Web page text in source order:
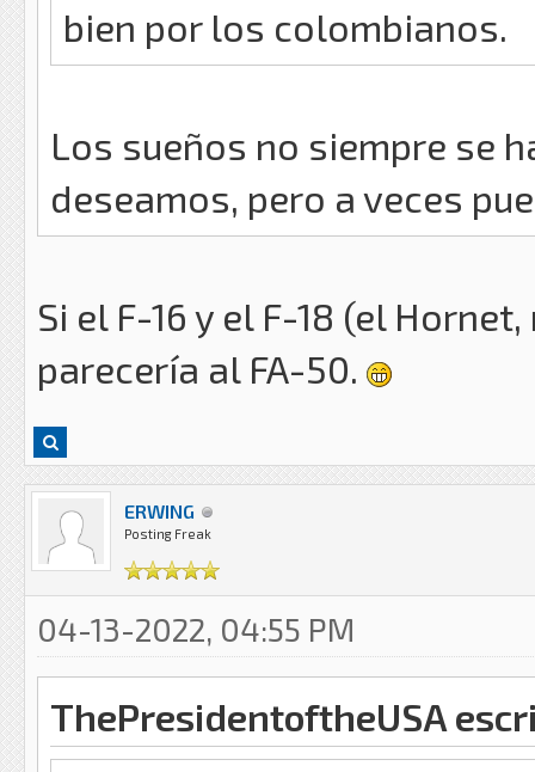
bien por los colombianos.
Los sueños no siempre se
deseamos, pero a veces
Si el F-16 y el F-18 (el
parecería al FA-50.
ERWING
Posting Freak
04-13-2022, 04:55 PM
ThePresidentoftheUSA